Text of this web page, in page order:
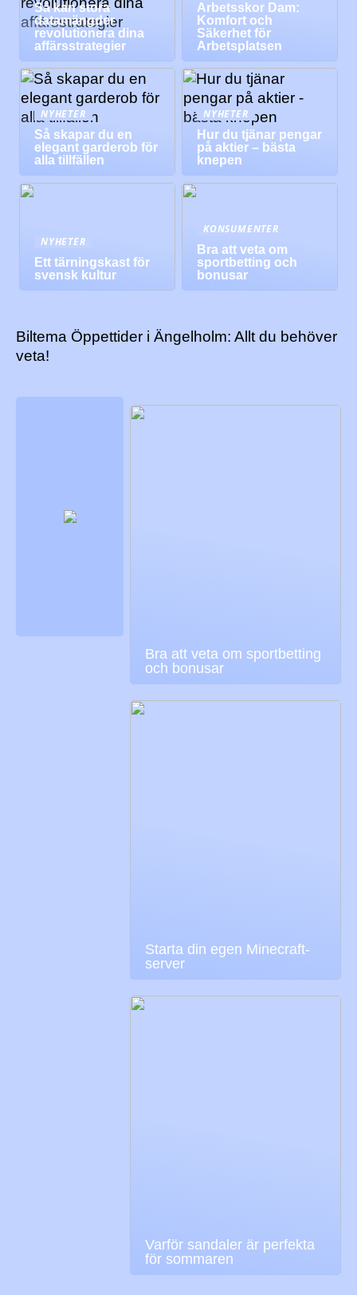
Så kan stora
datamängder
revolutionera dina
affärsstrategier
Arbetsskor Dam:
Komfort och
Säkerhet för
Arbetsplatsen
NYHETER
Så skapar du en
elegant garderob för
alla tillfällen
NYHETER
Hur du tjänar pengar
på aktier – bästa
knepen
NYHETER
Ett tärningskast för
svensk kultur
KONSUMENTER
Bra att veta om
sportbetting och
bonusar
Biltema Öppettider i Ängelholm: Allt du behöver
veta!
Bra att veta om sportbetting
och bonusar
Starta din egen Minecraft-
server
Varför sandaler är perfekta
för sommaren